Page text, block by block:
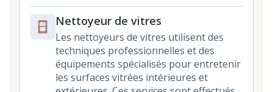
Nettoyeur de vitres
Les nettoyeurs de vitres utilisent des
techniques professionnelles et des
équipements spécialisés pour entretenir
les surfaces vitrées intérieures et